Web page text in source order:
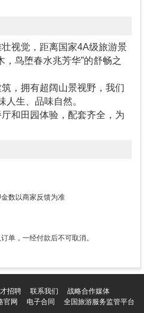
视觉，距离国家4A级旅游景
鸟堕春水兆芳华”的舒畅之
，拥有超阔山景视野，我们
生、品味自然。
和田园体验，配套齐全，为
数以商家反馈为准
单，一经付款后不可取消。
招聘 联系我们
战略合作媒体
官网 电子合同 全国旅游服务监管平台